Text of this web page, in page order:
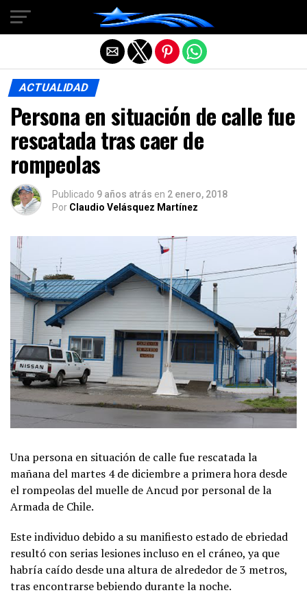
ACTUALIDAD
Persona en situación de calle fue
rescatada tras caer de
rompeolas
Publicado 9 años atrás en 2 enero, 2018
Por Claudio Velásquez Martínez
Una persona en situación de calle fue rescatada la
mañana del martes 4 de diciembre a primera hora desde
el rompeolas del muelle de Ancud por personal de la
Armada de Chile.
Este individuo debido a su manifiesto estado de ebriedad
resultó con serias lesiones incluso en el cráneo, ya que
habría caído desde una altura de alrededor de 3 metros,
tras encontrarse bebiendo durante la noche.
Salir de la versión móvil